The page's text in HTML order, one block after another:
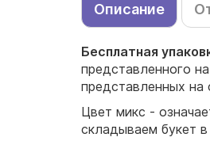
Описание
Бесплатная
представленного
представленных на
Цвет микс -
складываем букет